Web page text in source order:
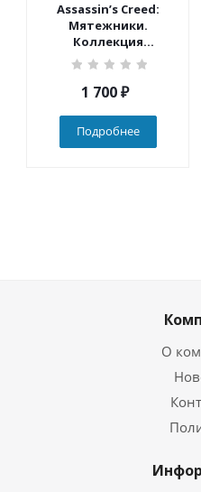
Assassin’s Creed:
Мятежники.
Коллекция
(Nintendo Switch)
1 700₽
Подробнее
О